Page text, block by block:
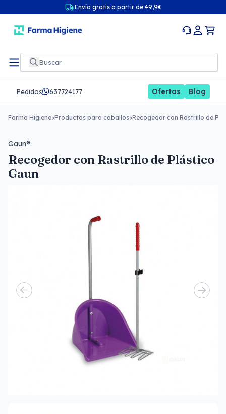
Envío gratis a partir de 49,9€
Pedidos 637724177 Ofertas Blog
Farma Higiene>Productos para caballos>Recogedor con Rastrillo de
Gaun®
Recogedor con Rastrillo de Plástico
Gaun